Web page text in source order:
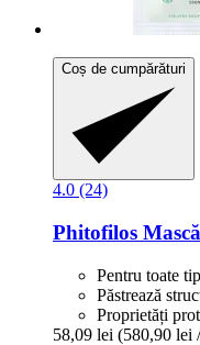
Coș de cumpărături
4.0 (24)
Phitofilos
Pentru toate
Păstrează
Proprietăți
58,09 lei (580,90 lei